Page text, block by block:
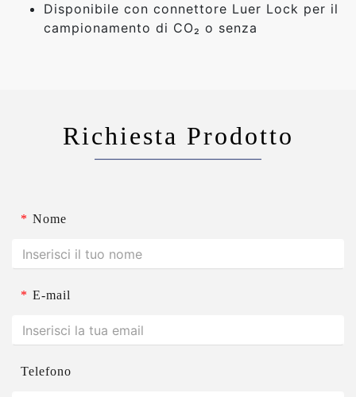
Disponibile con connettore Luer Lock per il
campionamento di CO₂ o senza
Richiesta Prodotto
* Nome
* E-mail
Telefono